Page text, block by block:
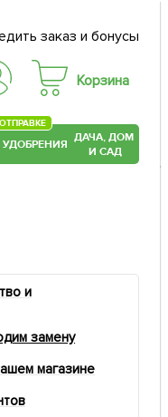
заказ и бонусы
Корзина
УДОБРЕНИЯ ДАЧА, ДОМ
И САД
и
замену
магазине